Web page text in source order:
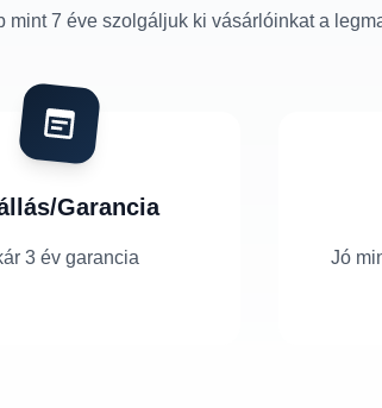
mint 7 éve szolgáljuk ki vásárlóinkat a
Garancia
3 év garancia Jó